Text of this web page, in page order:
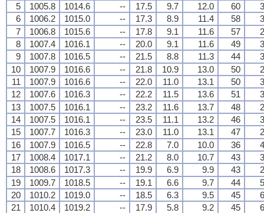
5
1005.8 1014.6 -- 17.5 9.7 12.0 60
6
1006.2 1015.0 -- 17.3 8.9 11.4 58
7
1006.8 1015.6 -- 17.8 9.1 11.6 57
8
1007.4 1016.1 -- 20.0 9.1 11.6 49
9
1007.8 1016.5 -- 21.5 8.8 11.3 44
10
1007.9 1016.6 -- 21.8 10.9 13.0 50
11
1007.9 1016.6 -- 22.0 11.0 13.1 50
12
1007.6 1016.3 -- 22.2 11.5 13.6 51
13
1007.5 1016.1 -- 23.2 11.6 13.7 48
14
1007.5 1016.1 -- 23.5 11.1 13.2 46
15
1007.7 1016.3 -- 23.0 11.0 13.1 47
16
1007.9 1016.5 -- 22.8 7.0 10.0 36
17
1008.4 1017.1 -- 21.2 8.0 10.7 43
18
1008.6 1017.3 -- 19.9 6.9 9.9 43
19
1009.7 1018.5 -- 19.1 6.6 9.7 44
20
1010.2 1019.0 -- 18.5 6.3 9.5 45
21
1010.4 1019.2 -- 17.9 5.8 9.2 45